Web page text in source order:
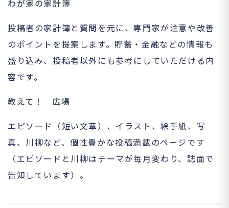
わが家の家計簿
投稿者の家計簿と質問を元に、専門家が注意や改善
のポイントを提案します。貯蓄・金融などの情報も
盛り込み、投稿者以外にも参考にしていただける内
容です。
教えて！ 広場
エピソード（短い文章）、イラスト、絵手紙、写
真、川柳など、個性豊かな投稿満載のページです
（エピソードと川柳はテーマが毎月変わり、誌面で
告知しています）。